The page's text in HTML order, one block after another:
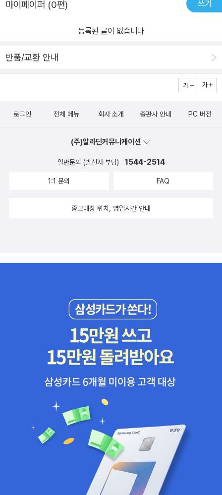
마이페이퍼 (0편) 쓰기
등록된 글이 없습니다
반품/교환 안내
로그인 전체 메뉴 회사 소개 출판사 안내 PC 버전
(주)알라딘커뮤니케이션
일반문의 (발신자 부담) 1544-2514
1:1 문의 FAQ
중고매장 위치, 영업시간 안내